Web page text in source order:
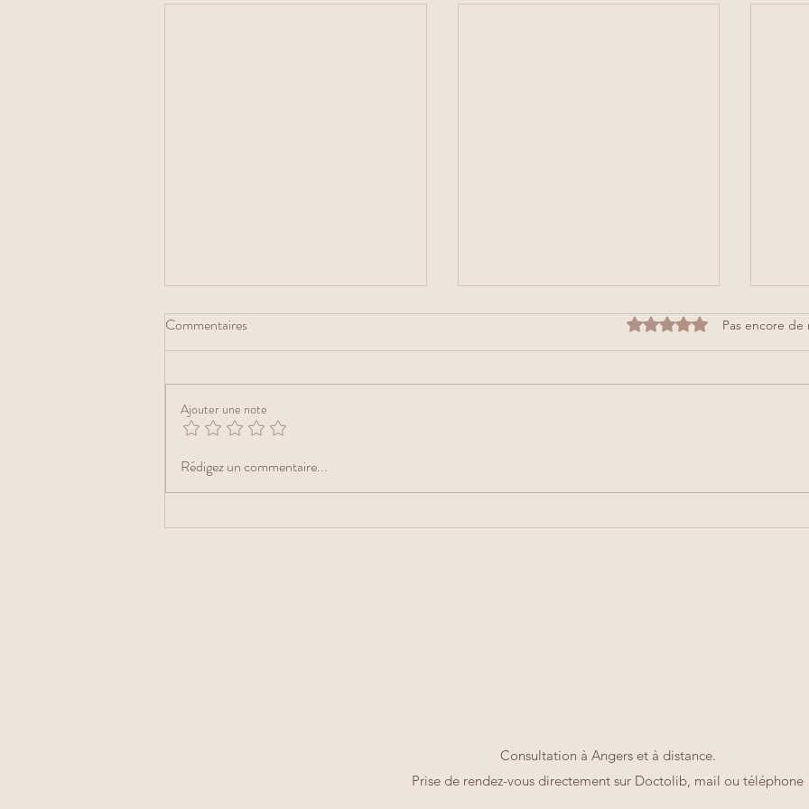
Blondie
Commentaires Noté 0 étoile sur 5.Pas encore de
Ajouter une note
Rédigez un commentaire...
Consultation à Angers et à distance.
Prise de rendez-vous directement sur Doctolib, mail ou téléphone